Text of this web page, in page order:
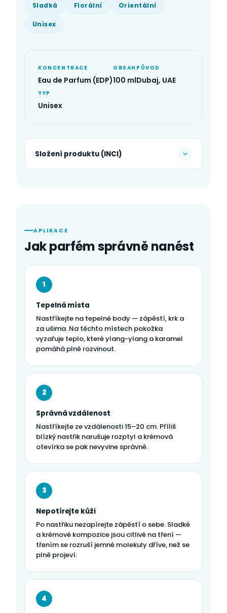
Sladká Florální Orientální
Unisex
KONCENTRACE
Eau de Parfum (EDP)
OBSAH
100 ml
PŮVOD
Dubaj, UAE
TYP
Unisex
Složení produktu (INCI)
APLIKACE
Jak parfém správně nanést
1
Tepelná místa
Nastříkejte na tepelné body — zápěstí, krk a
za ušima. Na těchto místech pokožka
vyzařuje teplo, které ylang-ylang a karamel
pomáhá plně rozvinout.
2
Správná vzdálenost
Nastříkejte ze vzdálenosti 15–20 cm. Příliš
blízký nastřik narušuje rozptyl a krémová
otevírka se pak nevyvine správně.
3
Nepotírejte kůži
Po nastřiku nezapírejte zápěstí o sebe. Sladké
a krémové kompozice jsou citlivé na tření —
třením se rozruší jemné molekuly dříve, než se
plně projeví.
4